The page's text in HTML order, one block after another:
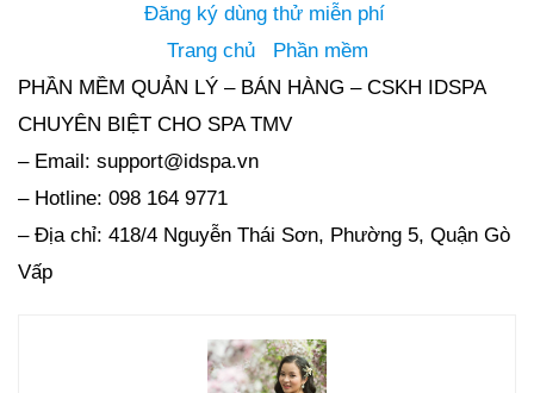
Đăng ký dùng thử miễn phí
Trang chủ
Phần mềm
PHẦN MỀM QUẢN LÝ – BÁN HÀNG – CSKH IDSPA
CHUYÊN BIỆT CHO SPA TMV
– Email: support@idspa.vn
– Hotline: 098 164 9771
– Địa chỉ: 418/4 Nguyễn Thái Sơn, Phường 5, Quận Gò
Vấp